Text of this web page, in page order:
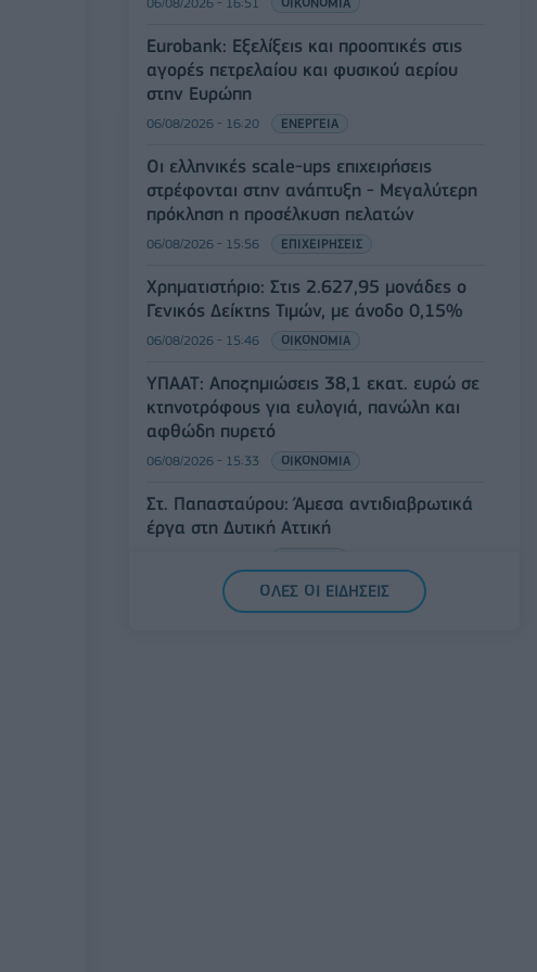
Eurobank: Εξελίξεις και προοπτικές στις
αγορές πετρελαίου και φυσικού αερίου
στην Ευρώπη
06/08/2026 - 16:20 ΕΝΕΡΓΕΙΑ
Οι ελληνικές scale-ups επιχειρήσεις
στρέφονται στην ανάπτυξη - Μεγαλύτερη
πρόκληση η προσέλκυση πελατών
06/08/2026 - 15:56 ΕΠΙΧΕΙΡΗΣΕΙΣ
Χρηματιστήριο: Στις 2.627,95 μονάδες ο
Γενικός Δείκτης Τιμών, με άνοδο 0,15%
06/08/2026 - 15:46 ΟΙΚΟΝΟΜΙΑ
ΥΠΑΑΤ: Αποζημιώσεις 38,1 εκατ. ευρώ σε
κτηνοτρόφους για ευλογιά, πανώλη και
αφθώδη πυρετό
06/08/2026 - 15:33 ΟΙΚΟΝΟΜΙΑ
Στ. Παπασταύρου: Άμεσα αντιδιαβρωτικά
έργα στη Δυτική Αττική
Συνάλλαγμα: Το ευρώ υποχωρεί κατά
ΟΛΕΣ ΟΙ ΕΙΔΗΣΕΙΣ